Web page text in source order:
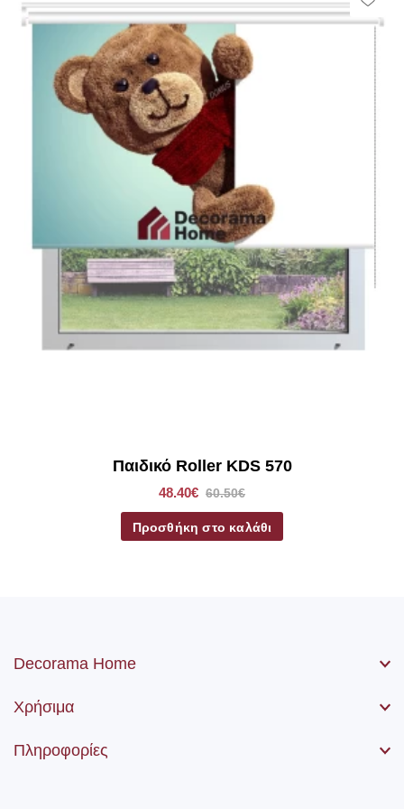
Το design τους είναι μοντέρνο και διαχρονικό και
ταιριάζει σε κάθε δωμάτιο.
Μπορείτε να διαλέξετε από εκάντοντάδες
διαφορετικά σχέδια και χρώματα, αυτό που
ταιριάζει απόλυτα στο γούστο σας.
Προσοχή στον τρόπο μέτρησης των ρόλερ, ο πλάτος
του υφάσματος θα είναι κατά 3,5cm μικρότερο από το
ολικό μήκος του ρόλερ.
Παράδειγμα:
Σε ένα ρόλερ με ολικό πλάτος (από στήριγμα σε
στήριγμα) 1,00cm το καθαρό πλάτος του υφάσματος θα
Παιδικό Roller KDS 570
48.40€ 60.50€
Προσθήκη στο καλάθι
Decorama Home
Χρήσιμα
Πληροφορίες